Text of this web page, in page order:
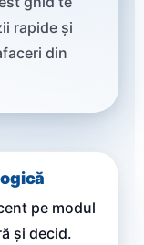
rapide și
din
pe modul
și decid.